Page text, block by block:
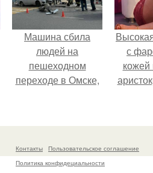
Машина сбила
людей на
пешеходном
переходе в Омске,
с
кожей
сошла
Контакты
Пользовательское соглашение
Политика конфидециальности